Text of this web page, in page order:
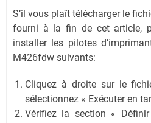
S’il vous plaît télécharger le
fourni à la fin de cet article,
installer les pilotes
M426fdw suivants:
Cliquez à droite sur le
sélectionnez « Exécuter en
Vérifiez la section «